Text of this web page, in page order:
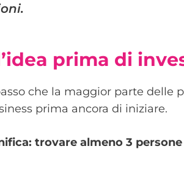
prima di
che la maggior parte delle
prima ancora di iniziare.
trovare almeno 3